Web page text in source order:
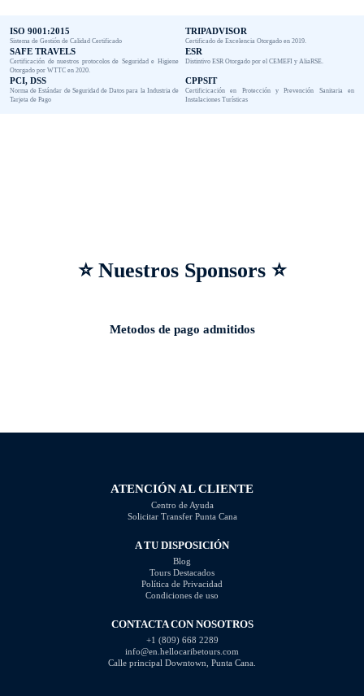
ISO 9001:2015
Sistema de Gestión de Calidad Certificado
TRIPADVISOR
Certificado de Excelencia Otorgado en 2019.
SAFE TRAVELS
Certificación de nuestros protocolos de Seguridad e Higiene
Otorgado por WTTC en 2020.
ESR
Distintivo ESR Otorgado por el CEMEFI y AliaRSE.
PCI, DSS
Norma de Estándar de Seguridad de Datos para la Industria de
Tarjeta de Pago
CPPSIT
Certificicación en Protección y Prevención Sanitaria en
Instalaciones Turísticas
⭐ Nuestros Sponsors ⭐
Metodos de pago admitidos
ATENCIÓN AL CLIENTE
Centro de Ayuda
Solicitar Transfer Punta Cana
A TU DISPOSICIÓN
Blog
Tours Destacados
Política de Privacidad
Condiciones de uso
CONTACTA CON NOSOTROS
+1 (809) 668 2289
info@en.hellocaribetours.com
Calle principal Downtown, Punta Cana.